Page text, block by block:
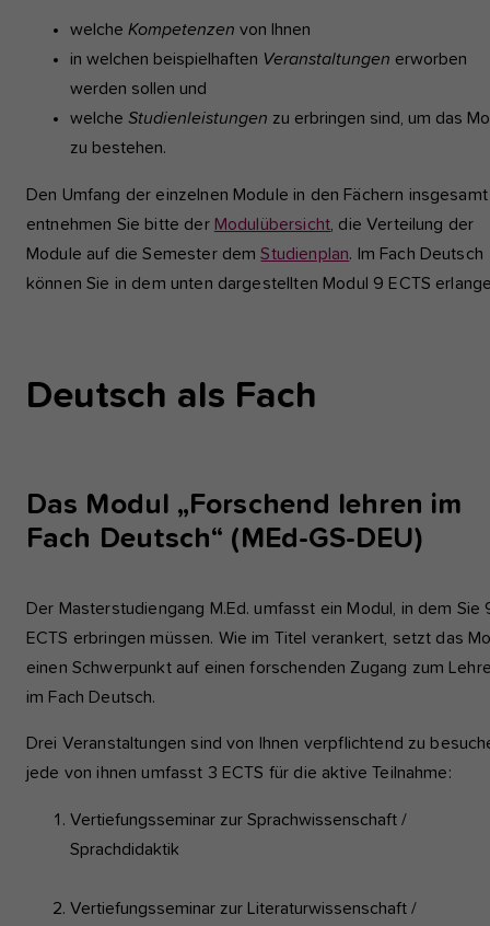
welche Kompetenzen von Ihnen
in welchen beispielhaften Veranstaltungen erworben
werden sollen und
welche Studienleistungen zu erbringen sind, um das
zu bestehen.
Den Umfang der einzelnen Module in den Fächern insgesamt
entnehmen Sie bitte der Modulübersicht , die Verteilung der
Module auf die Semester demStudienplan. Im Fach Deutsch
können Sie in dem unten dargestellten Modul 9 ECTS
Deutsch als Fach
Das Modul „Forschend lehren im
Fach Deutsch“ (MEd-GS-DEU)
Der Masterstudiengang M.Ed. umfasst ein Modul, in dem Sie
ECTS erbringen müssen. Wie im Titel verankert, setzt das
einen Schwerpunkt auf einen forschenden Zugang zum
im Fach Deutsch.
Drei Veranstaltungen sind von Ihnen verpflichtend zu
jede von ihnen umfasst 3 ECTS für die aktive Teilnahme:
Vertiefungsseminar zur Sprachwissenschaft /
Sprachdidaktik
Vertiefungsseminar zur Literaturwissenschaft /